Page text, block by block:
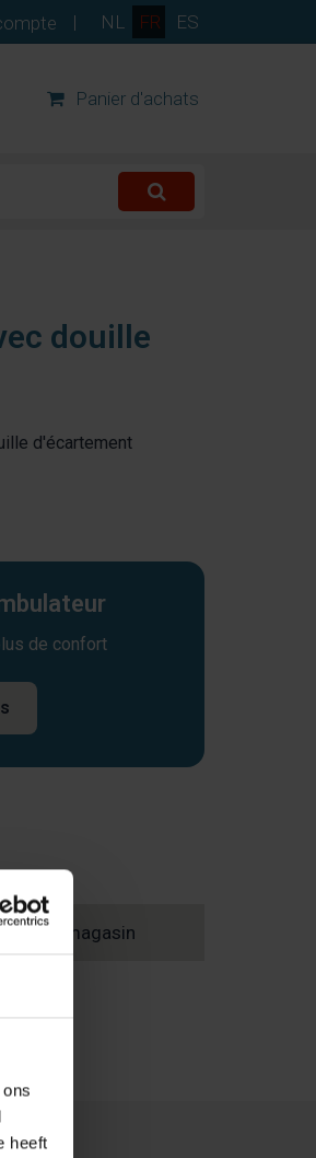
heeft
NL FR ES
|
Panier d'achats
douille
d'écartement
de confort
un magasin